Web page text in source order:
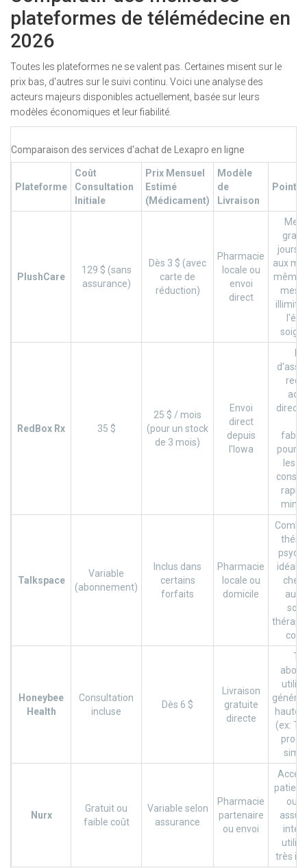
plateformes de télémédecine en
2026
Toutes les plateformes ne se valent pas. Certaines misent sur le
prix bas, d'autres sur le suivi continu. Voici une analyse des
acteurs majeurs disponibles actuellement, basée sur leurs
modèles économiques et leur fiabilité.
Comparaison des services d'achat de Lexapro en ligne
Plateforme
Coût
Consultation
Initiale
Prix Mensuel
Estimé
(Médicament)
Modèle
de
Livraison
Points
PlushCare
129 $ (sans
assurance)
Dès 3 $ (avec
carte de
réduction)
Pharmacie
locale ou
envoi
direct
jours,
aux
RedBox Rx 35 $
25 $ / mois
(pour un stock
de 3 mois)
Envoi
direct
depuis
l'Iowa
pour
les
min
Talkspace
Variable
(abonnement)
Inclus dans
certains
forfaits
Pharmacie
locale ou
domicile
idéal
Honeybee
Health
Consultation
incluse
Dès 6 $
Livraison
gratuite
directe
haute
(ex:
Nurx
Gratuit ou
faible coût
Variable selon
assurance
Pharmacie
partenaire
ou envoi
ou
très